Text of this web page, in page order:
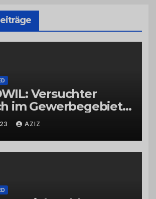
Versuchter
im Gewerbegebiet
AZIZ